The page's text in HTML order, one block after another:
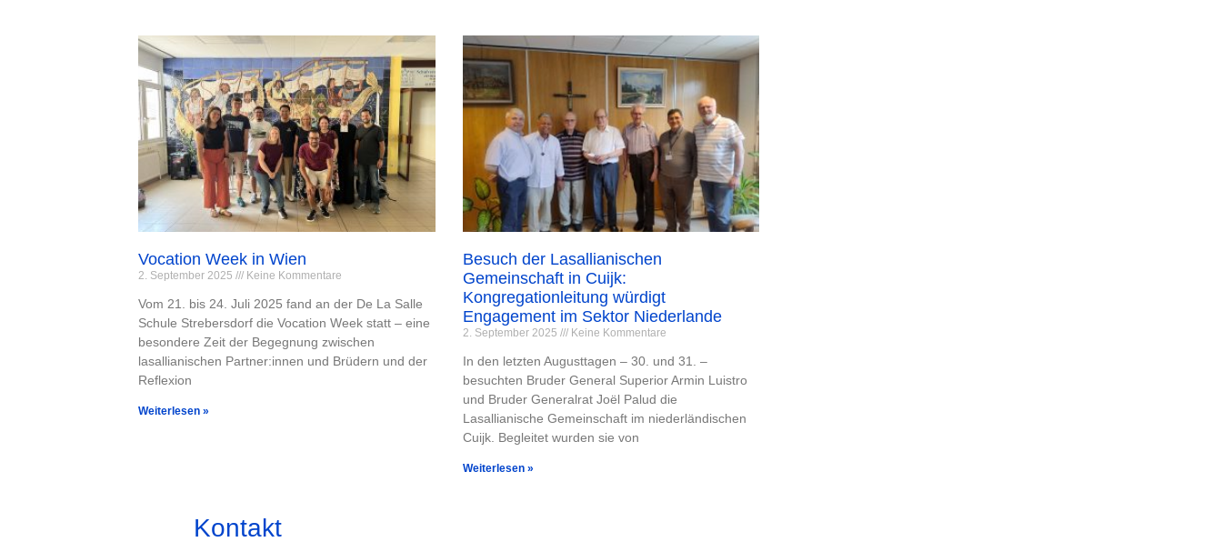
Vocation Week in Wien
2. September 2025 Keine Kommentare
Vom 21. bis 24. Juli 2025 fand an der De La Salle
Schule Strebersdorf die Vocation Week statt – eine
besondere Zeit der Begegnung zwischen
lasallianischen Partner:innen und Brüdern und der
Reflexion
Weiterlesen »
Besuch der Lasallianischen
Gemeinschaft in Cuijk:
Kongregationleitung würdigt
Engagement im Sektor Niederlande
2. September 2025 Keine Kommentare
In den letzten Augusttagen – 30. und 31. –
besuchten Bruder General Superior Armin Luistro
und Bruder Generalrat Joël Palud die
Lasallianische Gemeinschaft im niederländischen
Cuijk. Begleitet wurden sie von
Weiterlesen »
Kontakt